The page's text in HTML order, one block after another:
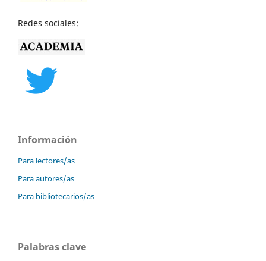
Redes sociales:
Información
Para lectores/as
Para autores/as
Para bibliotecarios/as
Palabras clave